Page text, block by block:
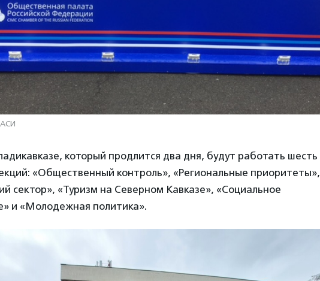
АСИ
который продлится два дня, будут работать шесть
«Общественный контроль», «Региональные приоритеты»,
сектор», «Туризм на Северном Кавказе», «Социальное
и «Молодежная политика».